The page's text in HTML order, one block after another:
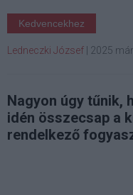
Kedvencekhez
Ledneczki József 2025
Nagyon úgy tűnik,
idén összecsap a
rendelkező